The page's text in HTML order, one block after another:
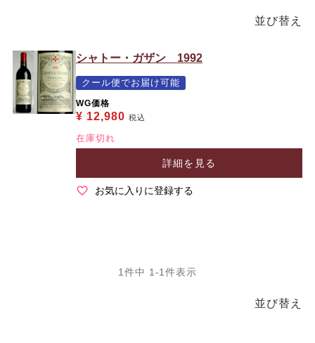
並び替え
シャトー・ガザン 1992
クール便でお届け可能
WG価格
¥ 12,980 税込
在庫切れ
詳細を見る
お気に入りに登録する
並び替え
1 件中 1 -1件表示